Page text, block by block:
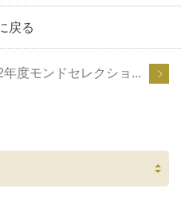
戻る
年度モンドセレクショ...